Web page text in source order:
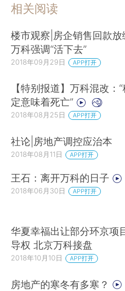
相关阅读
楼市观察|房企销售回款放
万科强调“活下去”
2018年09月29日 APP打开
【特别报道】万科混改：
定意味着死亡”
2018年08月25日 APP打开
社论|房地产调控应治本
2018年08月11日 APP打开
王石：离开万科的日子
2018年06月30日 APP打开
华夏幸福出让部分环京项
导权 北京万科接盘
2018年10月10日 APP打开
房地产的寒冬有多寒？